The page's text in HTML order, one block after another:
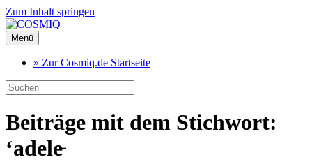
Zum Inhalt springen
Menü
» Zur Cosmiq.de Startseite
Beiträge mit dem Stichwort:
‘adele̵